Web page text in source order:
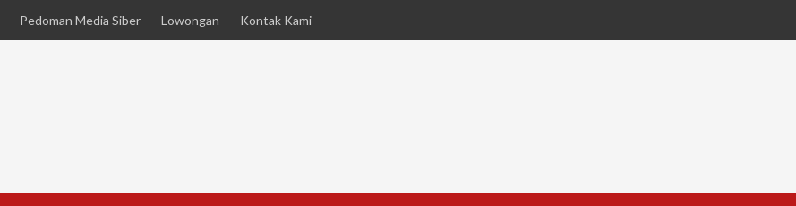
Pedoman Media Siber Lowongan Kontak Kami